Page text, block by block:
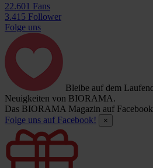
22.601 Fans
3.415 Follower
Folge uns
Bleibe auf dem
Neuigkeiten von BIORAMA.
Das BIORAMA Magazin auf
Folge uns auf Facebook!
×